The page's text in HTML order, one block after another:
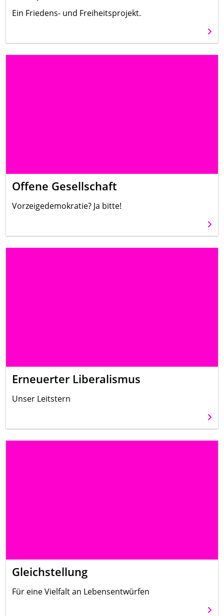
Ein Friedens- und Freiheitsprojekt.
Offene Gesellschaft
Vorzeigedemokratie? Ja bitte!
Erneuerter Liberalismus
Unser Leitstern
Gleichstellung
Für eine Vielfalt an Lebensentwürfen